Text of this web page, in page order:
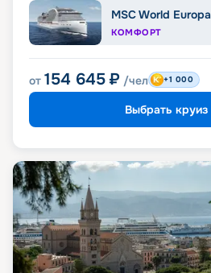
MSC World Europa
КОМФОРТ
от 154 645 ₽ /чел +1 000
Выбрать круиз